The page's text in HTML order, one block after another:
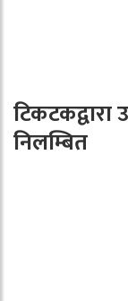
टिकटकद्वारा
निलम्बित